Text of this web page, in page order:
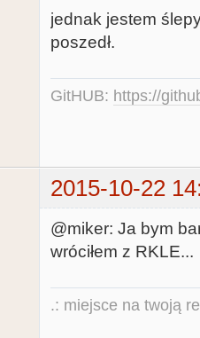
jednak jestem
poszedł.
GitHUB: https://
2015-10-22
@miker: Ja bym
wróciłem z RKLE...
.: miejsce na twoją